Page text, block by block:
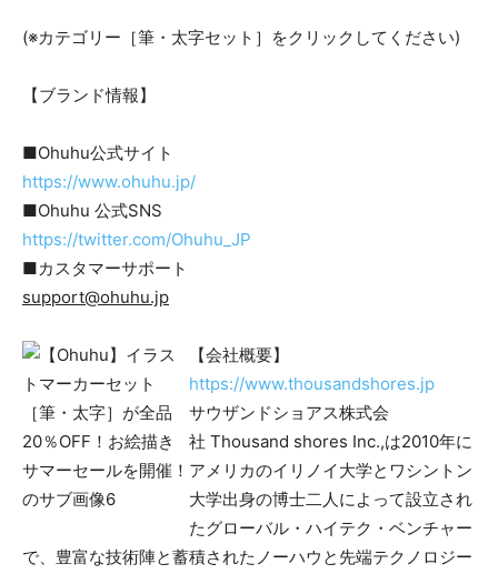
(※カテゴリー［筆・太字セット］をクリックしてください)
【ブランド情報】
■Ohuhu公式サイト
https://www.ohuhu.jp/
■Ohuhu 公式SNS
https://twitter.com/Ohuhu_JP
■カスタマーサポート
support@ohuhu.jp
【会社概要】
https://www.thousandshores.jp
サウザンドショアス株式会
社 Thousand shores Inc.,は2010年に
アメリカのイリノイ大学とワシントン
大学出身の博士二人によって設立され
たグローバル・ハイテク・ベンチャー
で、豊富な技術陣と蓄積されたノーハウと先端テクノロジー